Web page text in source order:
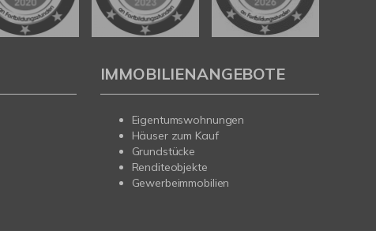
IMMOBILIENANGEBOTE
Eigentumswohnungen
Häuser zum Kauf
Grundstücke
Renditeobjekte
Gewerbeimmobilien